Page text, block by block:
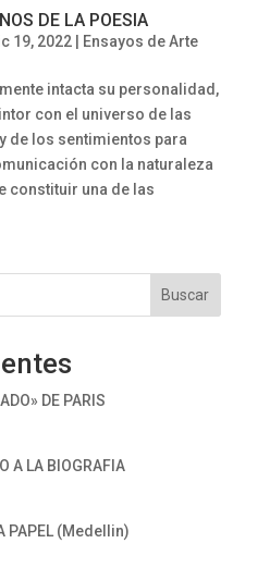
DE LA POESIA
19, 2022| Ensayos de Arte
intacta su personalidad,
con el universo de las
de los sentimientos para
con la naturaleza
constituir una de las
Buscar
DE PARIS
A LA BIOGRAFIA
PAPEL (Medellin)